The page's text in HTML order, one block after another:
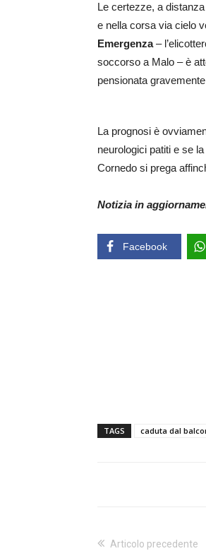
Le certezze, a
e nella corsa via cielo
Emergenza–
soccorso a Malo – è
pensionata
La prognosi è
neurologici patiti e se
Cornedo si prega
Notizia in
Facebook
TAGS caduta dal
Articolo precedente